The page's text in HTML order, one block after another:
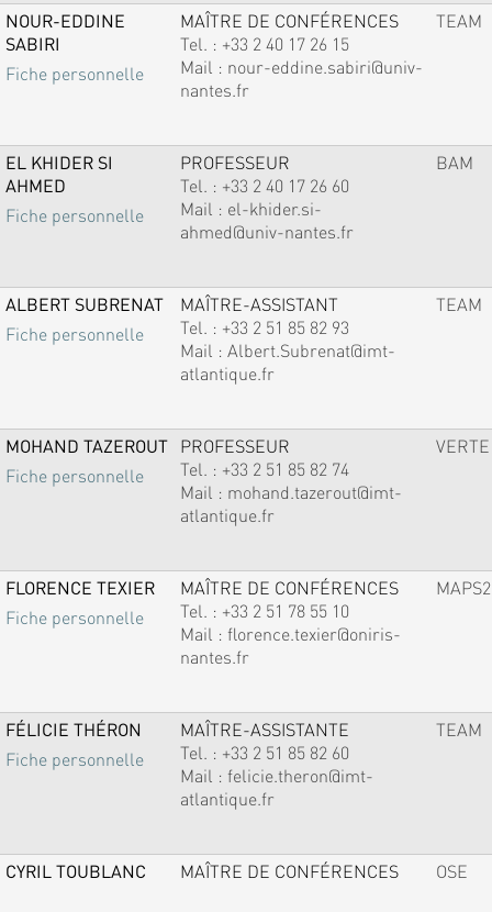
NOUR-EDDINE
SABIRI
Fiche personnelle
MAÎTRE DE CONFÉRENCES
Tel. : +33 2 40 17 26 15
Mail : nour-eddine.sabiri@univ-
nantes.fr
TEAM
EL KHIDER SI
AHMED
Fiche personnelle
PROFESSEUR
Tel. : +33 2 40 17 26 60
Mail : el-khider.si-
ahmed@univ-nantes.fr
BAM
ALBERT SUBRENAT
Fiche personnelle
MAÎTRE-ASSISTANT
Tel. : +33 2 51 85 82 93
Mail : Albert.Subrenat@imt-
atlantique.fr
TEAM
MOHAND TAZEROUT
Fiche personnelle
PROFESSEUR
Tel. : +33 2 51 85 82 74
Mail : mohand.tazerout@imt-
atlantique.fr
VERTE
FLORENCE TEXIER
Fiche personnelle
MAÎTRE DE CONFÉRENCES
Tel. : +33 2 51 78 55 10
Mail : florence.texier@oniris-
nantes.fr
MAPS2
FÉLICIE THÉRON
Fiche personnelle
MAÎTRE-ASSISTANTE
Tel. : +33 2 51 85 82 60
Mail : felicie.theron@imt-
atlantique.fr
TEAM
CYRIL TOUBLANC MAÎTRE DE CONFÉRENCES OSE